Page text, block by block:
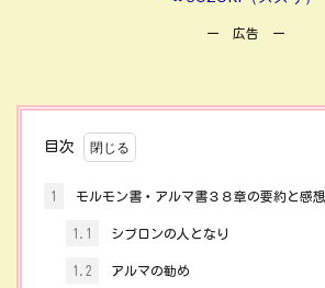
ー 広告 ー
目次
1 モルモン書・アルマ書３８章の要約と感想
1.1 シブロンの人となり
1.2 アルマの勧め